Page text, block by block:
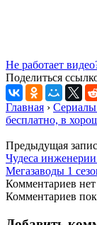
Не работает
Поделиться
Главная › Сериалы
бесплатно, в
Предыдущая
Чудеса инженерии
Мегазаводы 1
Комментариев нет
Комментариев